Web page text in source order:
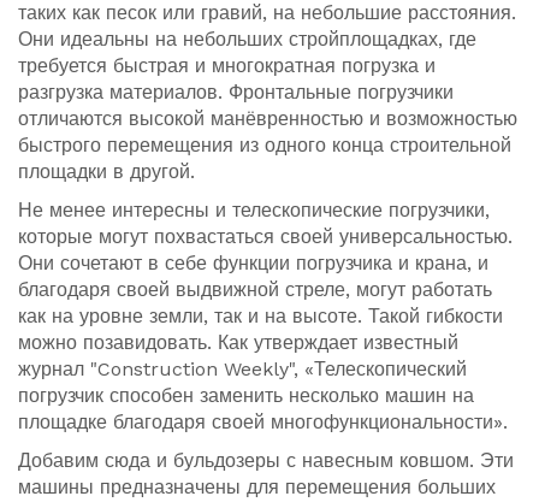
таких как песок или гравий, на небольшие расстояния.
Они идеальны на небольших стройплощадках, где
требуется быстрая и многократная погрузка и
разгрузка материалов. Фронтальные погрузчики
отличаются высокой манёвренностью и возможностью
быстрого перемещения из одного конца строительной
площадки в другой.
Не менее интересны и телескопические погрузчики,
которые могут похвастаться своей универсальностью.
Они сочетают в себе функции погрузчика и крана, и
благодаря своей выдвижной стреле, могут работать
как на уровне земли, так и на высоте. Такой гибкости
можно позавидовать. Как утверждает известный
журнал "Construction Weekly", «Телескопический
погрузчик способен заменить несколько машин на
площадке благодаря своей многофункциональности».
Добавим сюда и бульдозеры с навесным ковшом. Эти
машины предназначены для перемещения больших